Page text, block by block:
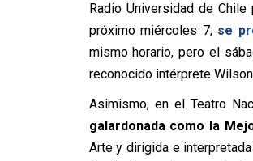
Radio Universidad de
próximo miércoles 7, se
mismo horario, pero el
reconocido intérprete
Asimismo, en el Teatro
galardonada como la
Arte y dirigida e